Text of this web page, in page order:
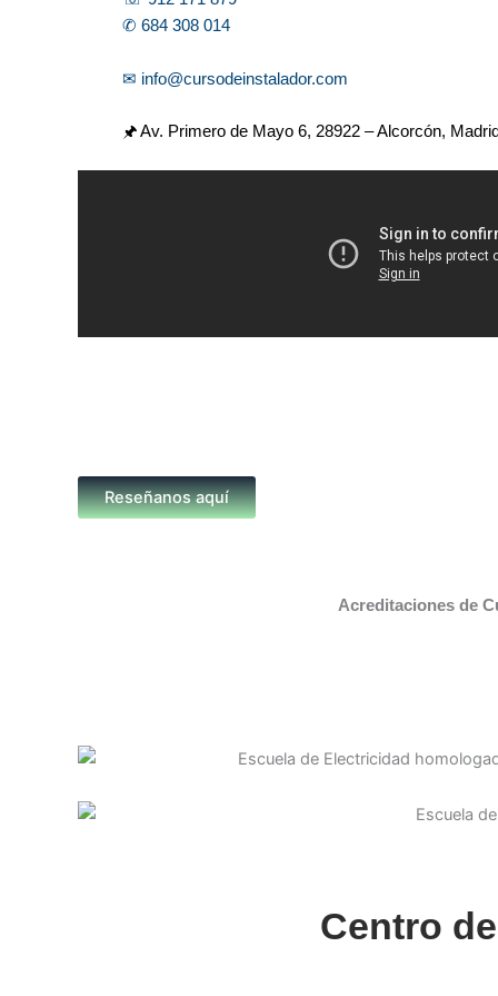
✆ 684 308 014
✉ info@cursodeinstalador.com
🖈 Av. Primero de Mayo 6, 28922 – Alcorcón,
Reseñanos aquí
Acreditaciones de
Centro